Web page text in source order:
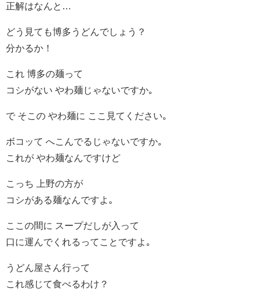
正解はなんと…
どう見ても博多うどんでしょう？
分かるか！
これ 博多の麺って
コシがない やわ麺じゃないですか｡
で そこの やわ麺に ここ見てください｡
ボコッて へこんでるじゃないですか｡
これが やわ麺なんですけど
こっち 上野の方が
コシがある麺なんですよ｡
ここの間に スープだしが入って
口に運んでくれるってことですよ｡
うどん屋さん行って
これ感じて食べるわけ？